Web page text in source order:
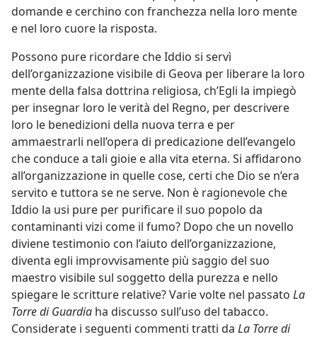
domande e cerchino con franchezza nella loro mente
e nel loro cuore la risposta.
Possono pure ricordare che Iddio si servì
dell’organizzazione visibile di Geova per liberare la loro
mente della falsa dottrina religiosa, ch’Egli la impiegò
per insegnar loro le verità del Regno, per descrivere
loro le benedizioni della nuova terra e per
ammaestrarli nell’opera di predicazione dell’evangelo
che conduce a tali gioie e alla vita eterna. Si affidarono
all’organizzazione in quelle cose, certi che Dio se n’era
servito e tuttora se ne serve. Non è ragionevole che
Iddio la usi pure per purificare il suo popolo da
contaminanti vizi come il fumo? Dopo che un novello
diviene testimonio con l’aiuto dell’organizzazione,
diventa egli improvvisamente più saggio del suo
maestro visibile sul soggetto della purezza e nello
spiegare le scritture relative? Varie volte nel passato La
Torre di Guardia ha discusso sull’uso del tabacco.
Considerate i seguenti commenti tratti da La Torre di